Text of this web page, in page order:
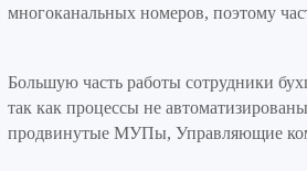
многоканальных номеров, поэтому
Большую часть работы сотрудники
так как процессы не
продвинутые МУПы, Управляющие